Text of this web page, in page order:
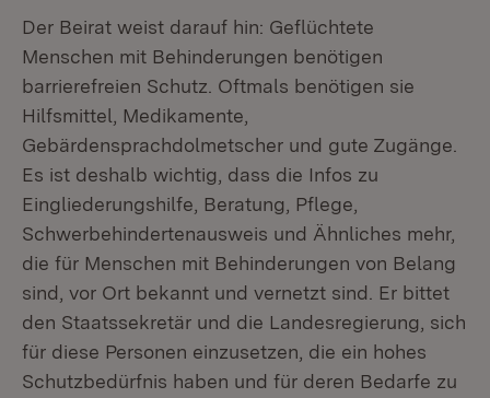
Der Beirat weist darauf hin: Geflüchtete
Menschen mit Behinderungen benötigen
barrierefreien Schutz. Oftmals benötigen sie
Hilfsmittel, Medikamente,
Gebärdensprachdolmetscher und gute Zugänge.
Es ist deshalb wichtig, dass die Infos zu
Eingliederungshilfe, Beratung, Pflege,
Schwerbehindertenausweis und Ähnliches mehr,
die für Menschen mit Behinderungen von Belang
sind, vor Ort bekannt und vernetzt sind. Er bittet
den Staatssekretär und die Landesregierung, sich
für diese Personen einzusetzen, die ein hohes
Schutzbedürfnis haben und für deren Bedarfe zu